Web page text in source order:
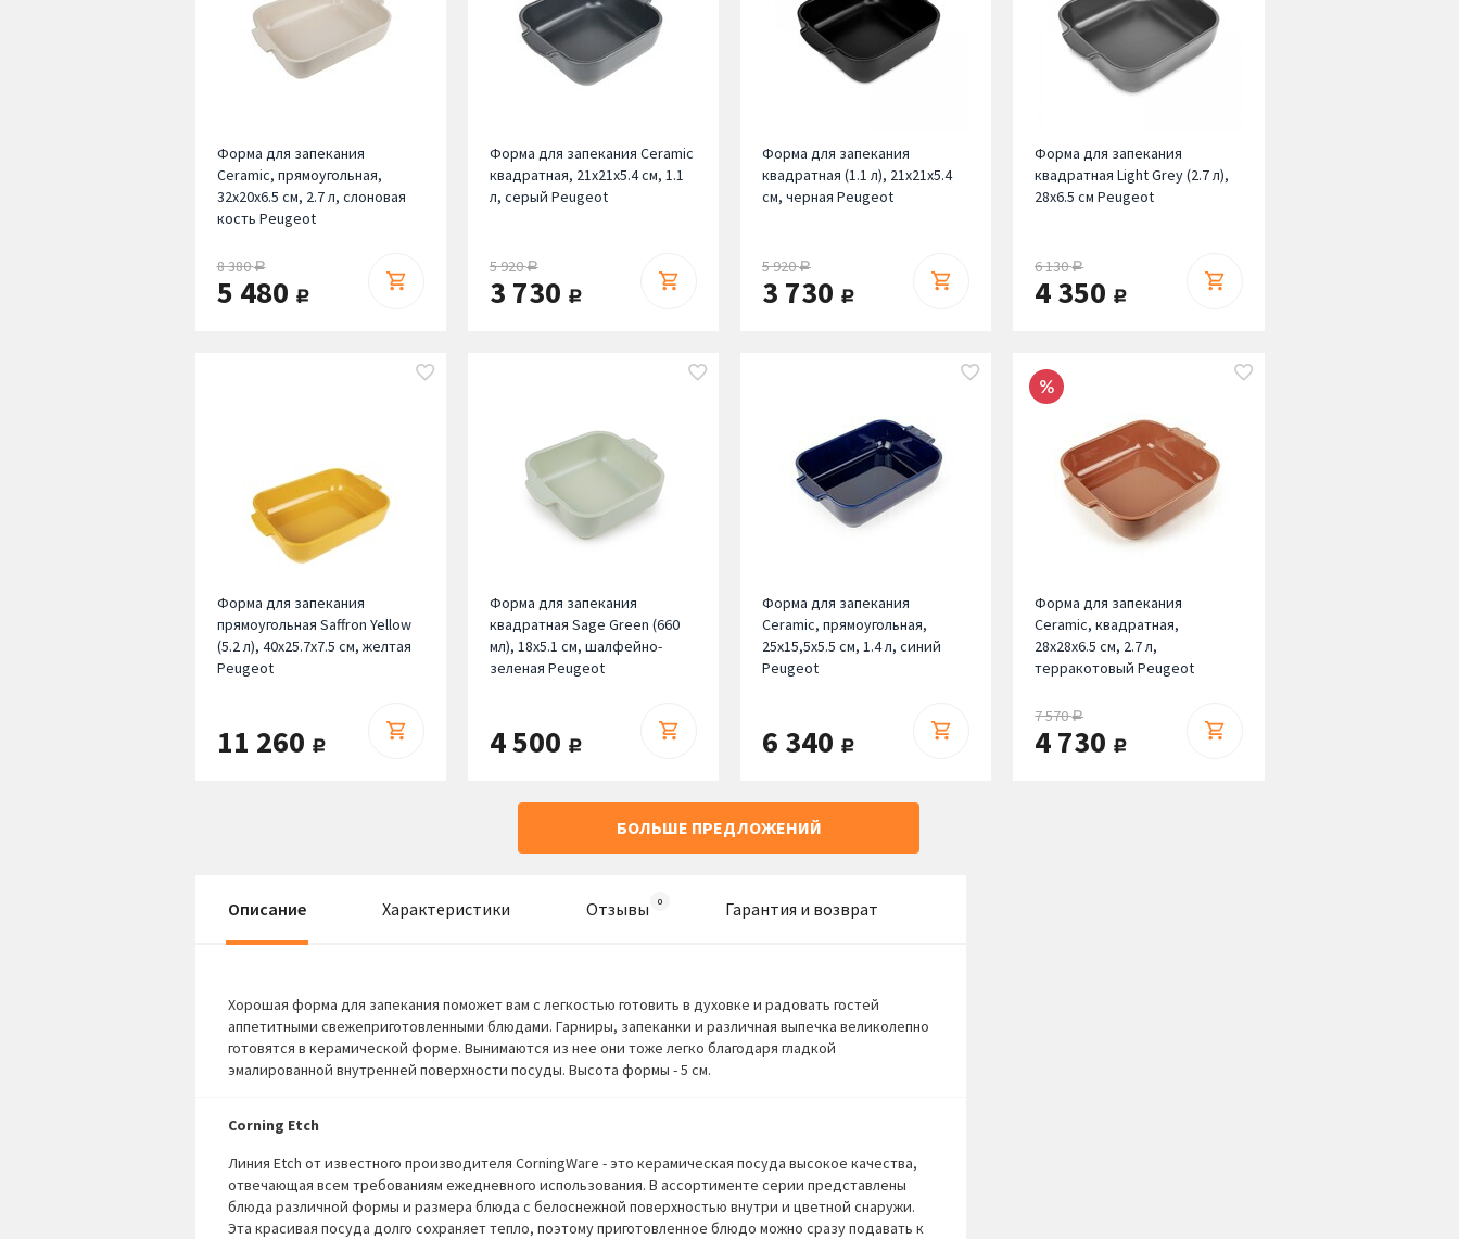
Форма для запекания
Ceramic, прямоугольная,
32х20х6.5 см, 2.7 л, слоновая
кость Peugeot
8 380руб.
5 480 руб.
Форма для запекания Ceramic
квадратная, 21х21х5.4 см, 1.1
л, серый Peugeot
5 920руб.
3 730 руб.
Форма для запекания
квадратная (1.1 л), 21х21х5.4
см, черная Peugeot
5 920руб.
3 730 руб.
Форма для запекания
квадратная Light Grey (2.7 л),
28х6.5 см Peugeot
6 130руб.
4 350 руб.
Форма для запекания
прямоугольная Saffron Yellow
(5.2 л), 40х25.7х7.5 см, желтая
Peugeot
11 260 руб.
Форма для запекания
квадратная Sage Green (660
мл), 18х5.1 см, шалфейно-
зеленая Peugeot
4 500 руб.
Форма для запекания
Ceramic, прямоугольная,
25х15,5х5.5 см, 1.4 л, синий
Peugeot
6 340 руб.
Форма для запекания
Ceramic, квадратная,
28х28х6.5 см, 2.7 л,
терракотовый Peugeot
7 570руб.
4 730 руб.
БОЛЬШЕ ПРЕДЛОЖЕНИЙ
Описание Характеристики Отзывы Гарантия и возврат
Хорошая форма для запекания поможет вам с легкостью готовить в духовке и радовать гостей
аппетитными свежеприготовленными блюдами. Гарниры, запеканки и различная выпечка великолепно
готовятся в керамической форме. Вынимаются из нее они тоже легко благодаря гладкой
эмалированной внутренней поверхности посуды. Высота формы - 5 см.
Corning Etch
Линия Etch от известного производителя CorningWare - это керамическая посуда высокое качества,
отвечающая всем требованиям ежедневного использования. В ассортименте серии представлены
блюда различной формы и размера блюда с белоснежной поверхностью внутри и цветной снаружи.
Эта красивая посуда долго сохраняет тепло, поэтому приготовленное блюдо можно сразу подавать к